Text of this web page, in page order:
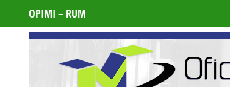
OPIMI – RUM